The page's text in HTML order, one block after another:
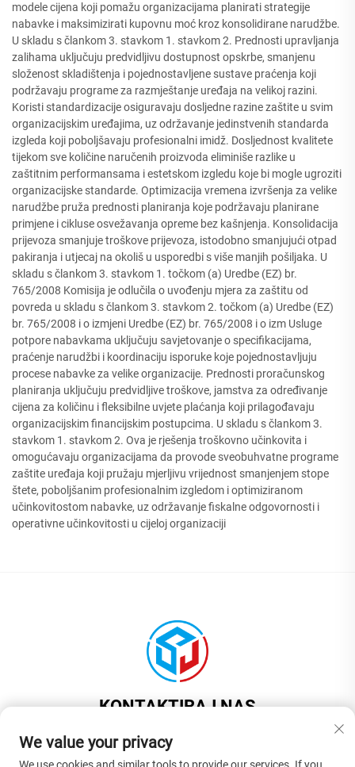
modele cijena koji pomažu organizacijama planirati strategije
nabavke i maksimizirati kupovnu moć kroz konsolidirane narudžbe.
U skladu s člankom 3. stavkom 1. stavkom 2. Prednosti upravljanja
zalihama uključuju predvidljivu dostupnost opskrbe, smanjenu
složenost skladištenja i pojednostavljene sustave praćenja koji
podržavaju programe za razmještanje uređaja na velikoj razini.
Koristi standardizacije osiguravaju dosljedne razine zaštite u svim
organizacijskim uređajima, uz održavanje jedinstvenih standarda
izgleda koji poboljšavaju profesionalni imidž. Dosljednost kvalitete
tijekom sve količine naručenih proizvoda eliminiše razlike u
zaštitnim performansama i estetskom izgledu koje bi mogle ugroziti
organizacijske standarde. Optimizacija vremena izvršenja za velike
narudžbe pruža prednosti planiranja koje podržavaju planirane
primjene i cikluse osvežavanja opreme bez kašnjenja. Konsolidacija
prijevoza smanjuje troškove prijevoza, istodobno smanjujući otpad
pakiranja i utjecaj na okoliš u usporedbi s više manjih pošiljaka. U
skladu s člankom 3. stavkom 1. točkom (a) Uredbe (EZ) br.
765/2008 Komisija je odlučila o uvođenju mjera za zaštitu od
povreda u skladu s člankom 3. stavkom 2. točkom (a) Uredbe (EZ)
br. 765/2008 i o izmjeni Uredbe (EZ) br. 765/2008 i o izm Usluge
potpore nabavkama uključuju savjetovanje o specifikacijama,
praćenje narudžbi i koordinaciju isporuke koje pojednostavljuju
procese nabavke za velike organizacije. Prednosti proračunskog
planiranja uključuju predvidljive troškove, jamstva za određivanje
cijena za količinu i fleksibilne uvjete plaćanja koji prilagođavaju
organizacijskim financijskim postupcima. U skladu s člankom 3.
stavkom 1. stavkom 2. Ova je rješenja troškovno učinkovita i
omogućavaju organizacijama da provode sveobuhvatne programe
zaštite uređaja koji pružaju mjerljivu vrijednost smanjenjem stope
štete, poboljšanim profesionalnim izgledom i optimiziranom
učinkovitostom nabavke, uz održavanje fiskalne odgovornosti i
operativne učinkovitosti u cijeloj organizaciji
KONTAKTIRAJ NAS
Add: U skladu s člankom 3. stavkom 1.
Tel:
+86-13922937958
We value your privacy